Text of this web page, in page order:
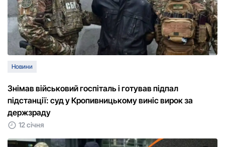
Новини
Знімав військовий госпіталь і готував підпал
підстанції: суд у Кропивницькому виніс вирок за
держзраду
12 січня